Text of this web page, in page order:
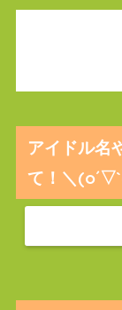
アイドル名
て！＼